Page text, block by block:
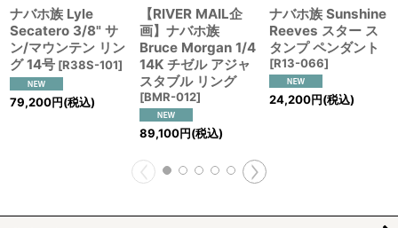
ナバホ族 Lyle
Secatero 3/8" サ
ン/マウンテン リン
グ 14号 [R38S-101]
79,200円(税込)
【RIVER MAIL企
画】ナバホ族
Bruce Morgan 1/4
14K チゼル アジャ
スタブル リング
[BMR-012]
89,100円(税込)
ナバホ族 Sunshine
Reeves スター ス
タンプ ペンダント
[R13-066]
24,200円(税込)